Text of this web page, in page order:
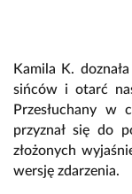
Kamila K.
sińców i otarć
Przesłuchany w
przyznał się do
złożonych
wersję zdarzenia.